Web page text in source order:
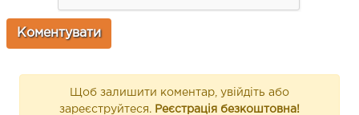
Щоб залишити коментар, увійдіть або
зареєструйтеся. Реєстрація безкоштовна!